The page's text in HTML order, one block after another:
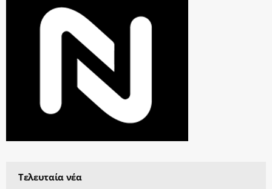
Τελευταία νέα